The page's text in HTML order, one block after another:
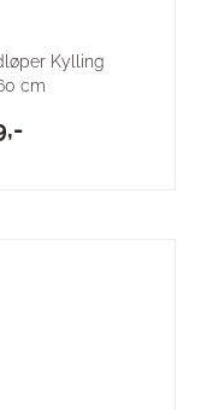
Kylling
cm